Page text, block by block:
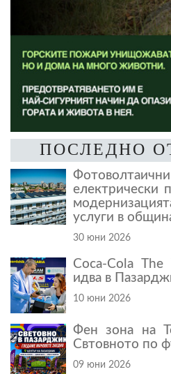
ПОСЛЕДНО
електрически
услуги в
30 юни 2026
Coca-Cola
идва в
10 юни 2026
Фен зона на
Свтовното по
09 юни 2026